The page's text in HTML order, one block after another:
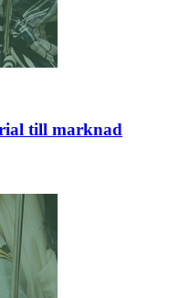
till marknad